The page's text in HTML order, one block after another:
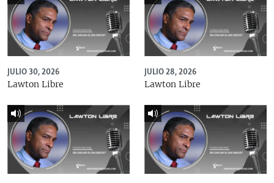
JULIO 30, 2026
Lawton Libre
JULIO 28, 2026
Lawton Libre